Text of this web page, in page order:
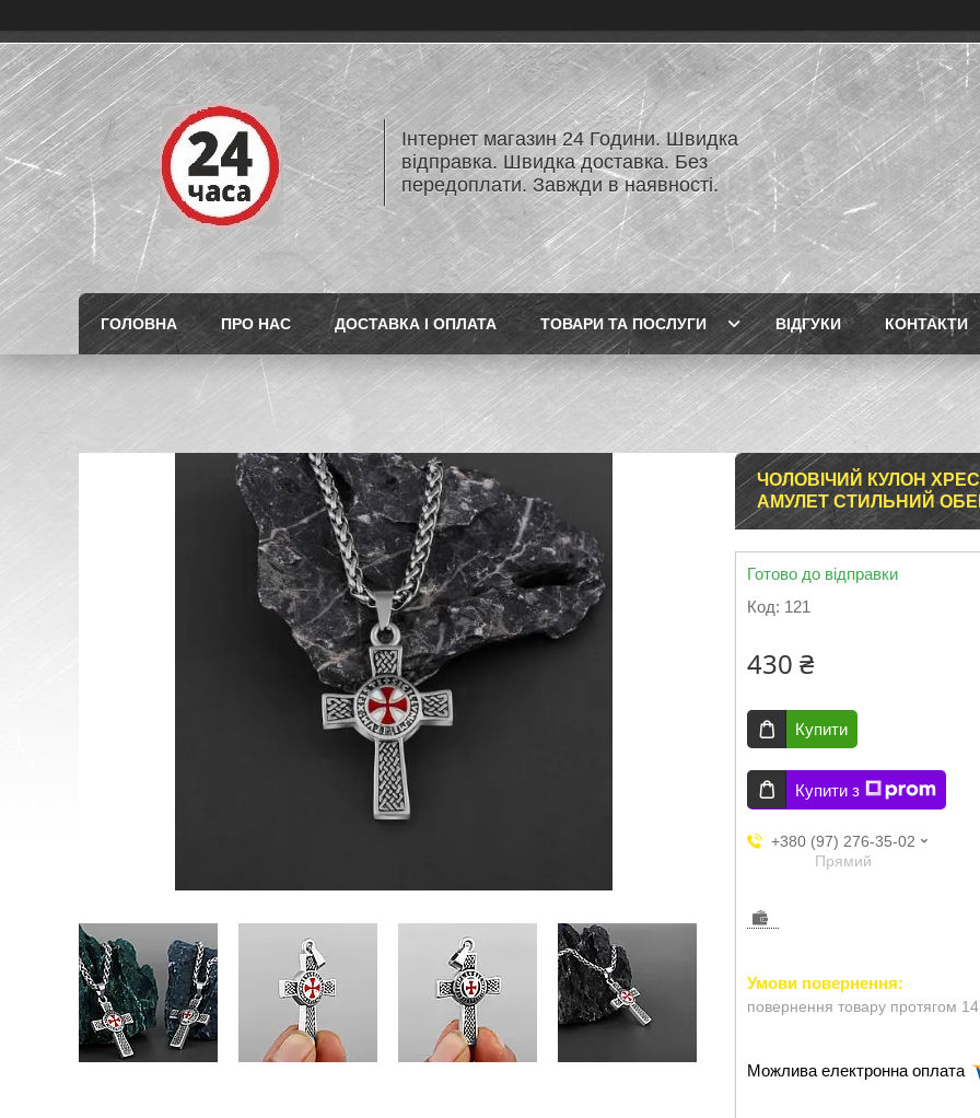
Інтернет магазин 24 Години. Швидка
відправка. Швидка доставка. Без
передоплати. Завжди в наявності.
ГОЛОВНА ПРО НАС ДОСТАВКА І ОПЛАТА ТОВАРИ ТА ПОСЛУГИ ВІДГУКИ КОНТАКТИ
ЧОЛОВІЧИЙ КУЛОН
АМУЛЕТ СТИЛЬНИЙ
Готово до відправки
Код: 121
430 ₴
Купити
Купити з
+380 (97) 276-35-02
Прямий
повернення товару протягом